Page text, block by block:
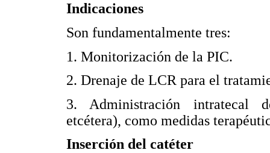
Indicaciones
Son fundamentalmente tres:
1. Monitorización de la PIC.
2. Drenaje de LCR para el
3. Administración intratecal
etcétera), como medidas
Inserción del catéter